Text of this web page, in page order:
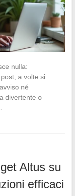
nulla:
a volte si
né
divertente o
Altus su
efficaci